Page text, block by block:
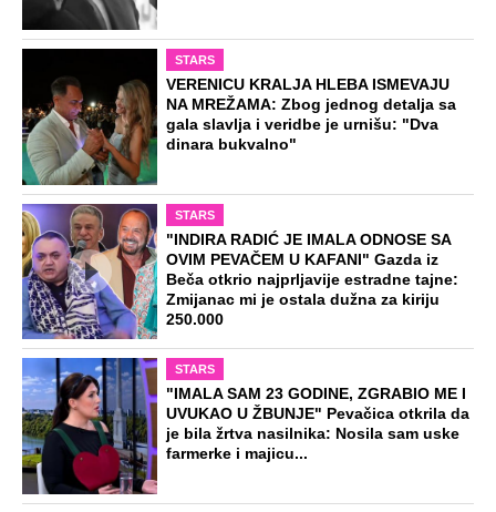
STARS
VERENICU KRALJA HLEBA ISMEVAJU
NA MREŽAMA: Zbog jednog detalja sa
gala slavlja i veridbe je urnišu: "Dva
dinara bukvalno"
STARS
"INDIRA RADIĆ JE IMALA ODNOSE SA
OVIM PEVAČEM U KAFANI" Gazda iz
Beča otkrio najprljavije estradne tajne:
Zmijanac mi je ostala dužna za kiriju
250.000
STARS
"IMALA SAM 23 GODINE, ZGRABIO ME I
UVUKAO U ŽBUNJE" Pevačica otkrila da
je bila žrtva nasilnika: Nosila sam uske
farmerke i majicu...